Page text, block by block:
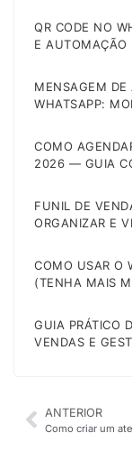
QR CODE NO
E AUTOMAÇÃO
MENSAGEM DE
WHATSAPP:
COMO
2026 — GUIA
FUNIL DE
ORGANIZAR E
COMO USAR O
(TENHA MAIS
GUIA PRÁTICO
VENDAS E
ANTERIOR